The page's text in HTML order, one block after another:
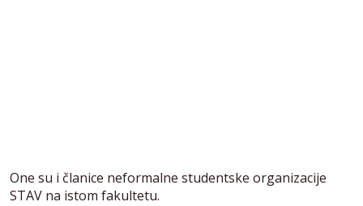
One su i članice neformalne studentske organizacije
STAV na istom fakultetu.